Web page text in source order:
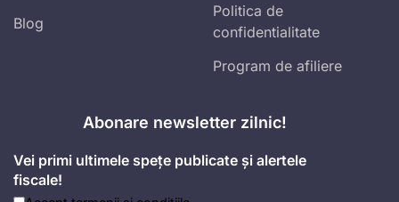
Blog
Politica de
confidentialitate
Program de afiliere
Abonare newsletter zilnic!
Vei primi ultimele spețe publicate și alertele
fiscale!